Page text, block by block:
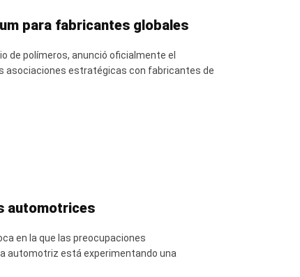
para fabricantes globales
de polímeros, anunció oficialmente el
asociaciones estratégicas con fabricantes de
automotrices
en la que las preocupaciones
automotriz está experimentando una